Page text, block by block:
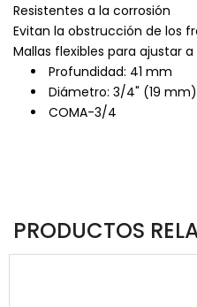
Resistentes a la corrosión
Evitan la obstrucción de los
Mallas flexibles para ajustar
Profundidad: 41 mm
Diámetro: 3/4" (19 mm)
COMA-3/4
PRODUCTOS